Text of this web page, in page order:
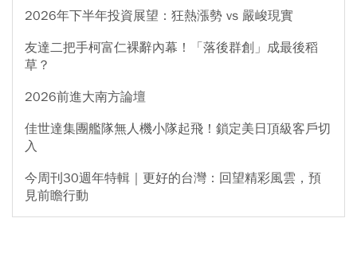
2026年下半年投資展望：狂熱漲勢 vs 嚴峻現實
友達二把手柯富仁裸辭內幕！「落後群創」成最後稻
草？
2026前進大南方論壇
佳世達集團艦隊無人機小隊起飛！鎖定美日頂級客戶切
入
今周刊30週年特輯｜更好的台灣：回望精彩風雲，預
見前瞻行動